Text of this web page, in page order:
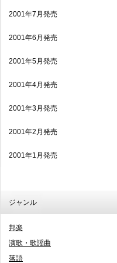
2001年7月発売
2001年6月発売
2001年5月発売
2001年4月発売
2001年3月発売
2001年2月発売
2001年1月発売
ジャンル
邦楽
演歌・歌謡曲
落語